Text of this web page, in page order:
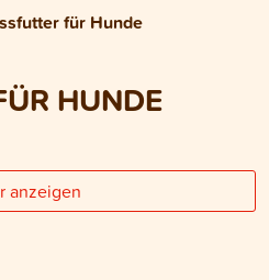
für Hunde
HUNDE
anzeigen